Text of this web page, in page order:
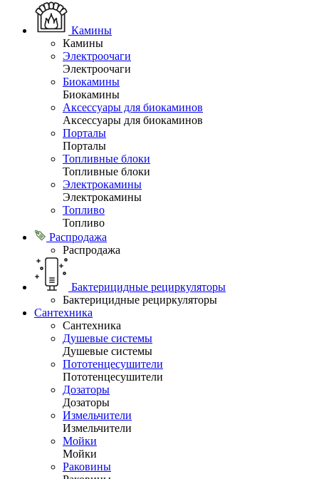
Камины
Камины
Электроочаги
Электроочаги
Биокамины
Биокамины
Аксессуары для биокаминов
Аксессуары для биокаминов
Порталы
Порталы
Топливные блоки
Топливные блоки
Электрокамины
Электрокамины
Топливо
Топливо
Распродажа
Распродажа
Бактерицидные рециркуляторы
Бактерицидные рециркуляторы
Сантехника
Сантехника
Душевые системы
Душевые системы
Пототенцесушители
Пототенцесушители
Дозаторы
Дозаторы
Измельчители
Измельчители
Мойки
Мойки
Раковины